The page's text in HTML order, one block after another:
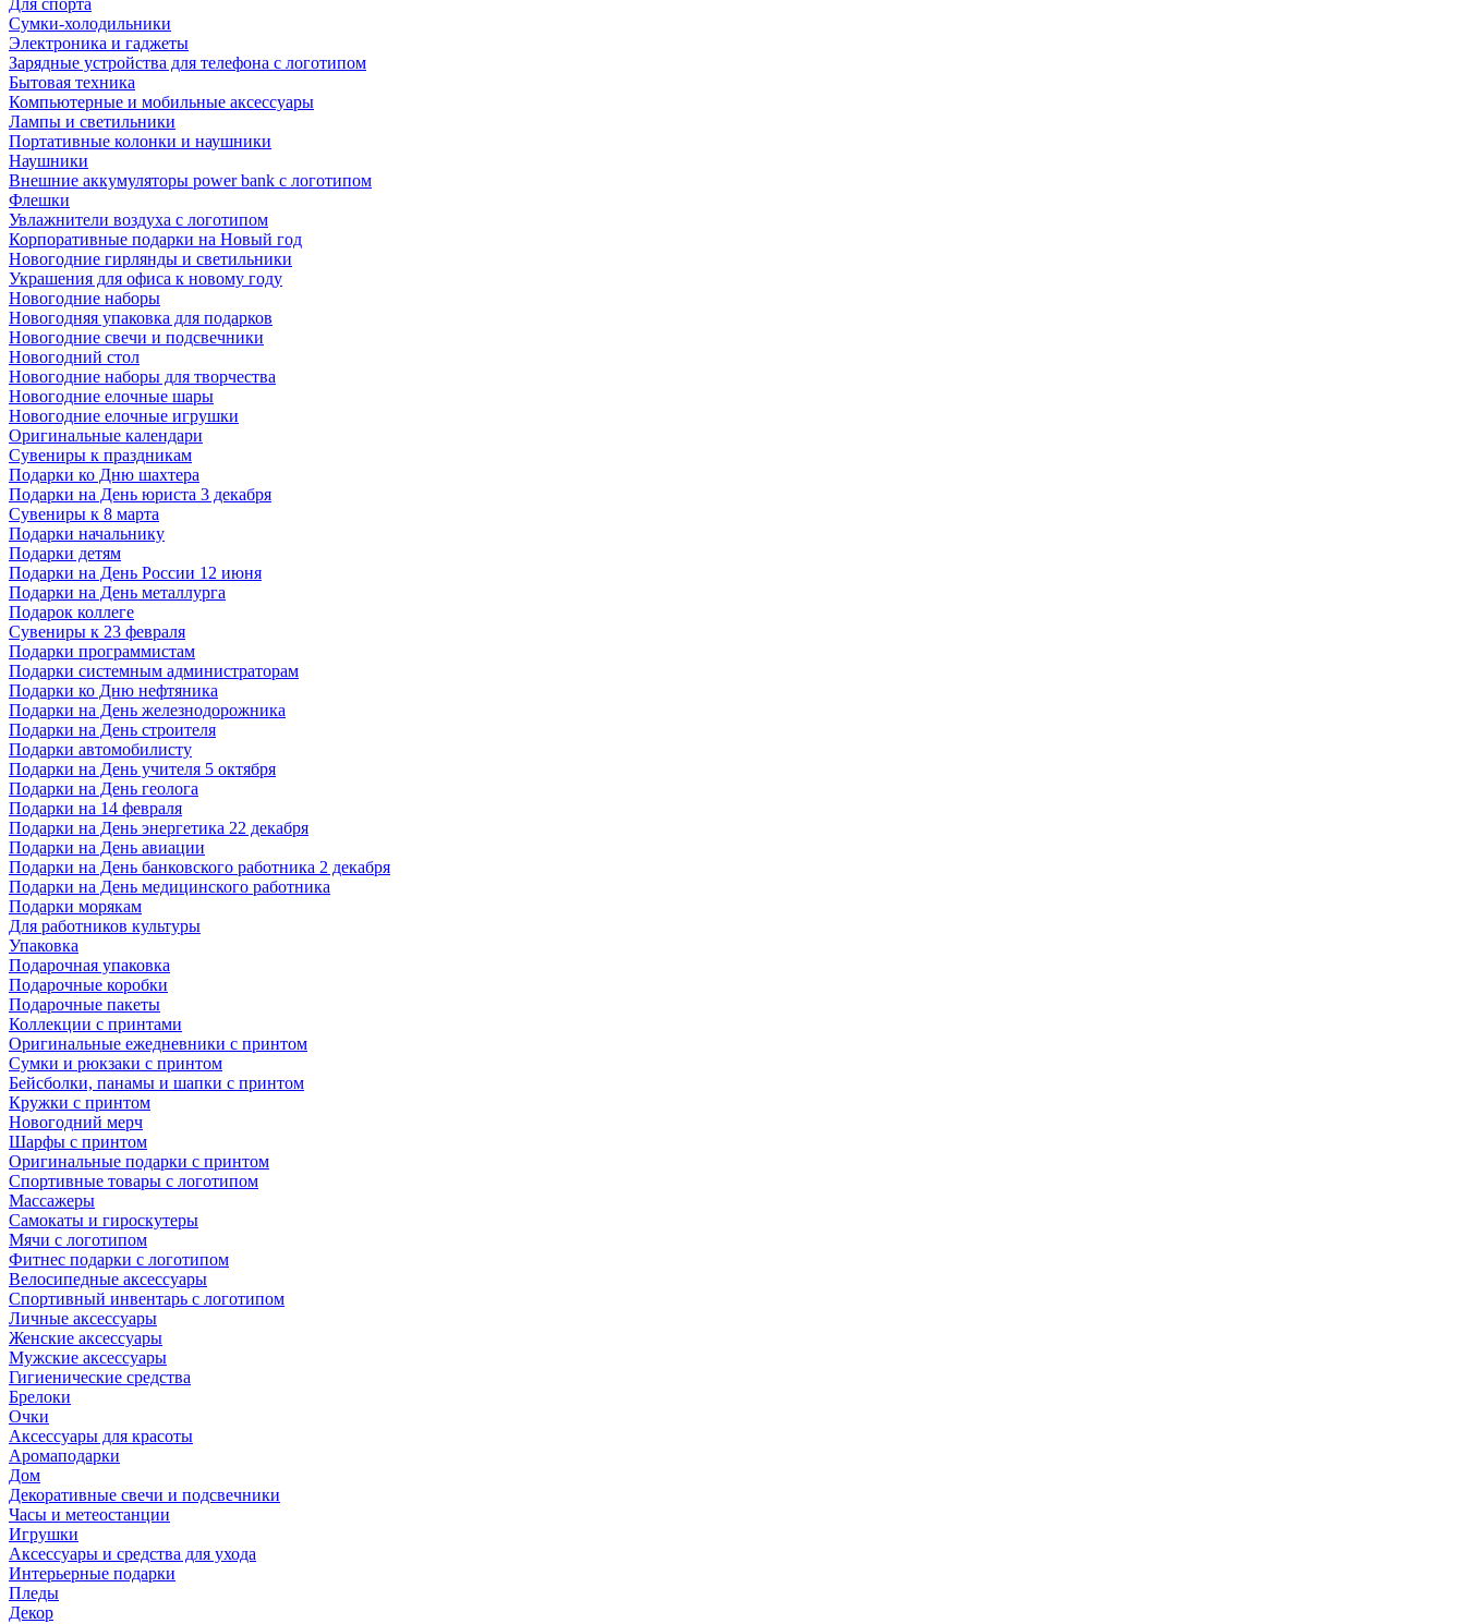
Для спорта
Сумки-холодильники
Электроника и гаджеты
Зарядные устройства для телефона с логотипом
Бытовая техника
Компьютерные и мобильные аксессуары
Лампы и светильники
Портативные колонки и наушники
Наушники
Внешние аккумуляторы power bank с логотипом
Флешки
Увлажнители воздуха с логотипом
Корпоративные подарки на Новый год
Новогодние гирлянды и светильники
Украшения для офиса к новому году
Новогодние наборы
Новогодняя упаковка для подарков
Новогодние свечи и подсвечники
Новогодний стол
Новогодние наборы для творчества
Новогодние елочные шары
Новогодние елочные игрушки
Оригинальные календари
Сувениры к праздникам
Подарки ко Дню шахтера
Подарки на День юриста 3 декабря
Сувениры к 8 марта
Подарки начальнику
Подарки детям
Подарки на День России 12 июня
Подарки на День металлурга
Подарок коллеге
Сувениры к 23 февраля
Подарки программистам
Подарки системным администраторам
Подарки ко Дню нефтяника
Подарки на День железнодорожника
Подарки на День строителя
Подарки автомобилисту
Подарки на День учителя 5 октября
Подарки на День геолога
Подарки на 14 февраля
Подарки на День энергетика 22 декабря
Подарки на День авиации
Подарки на День банковского работника 2 декабря
Подарки на День медицинского работника
Подарки морякам
Для работников культуры
Упаковка
Подарочная упаковка
Подарочные коробки
Подарочные пакеты
Коллекции с принтами
Оригинальные ежедневники с принтом
Сумки и рюкзаки с принтом
Бейсболки, панамы и шапки с принтом
Кружки с принтом
Новогодний мерч
Шарфы с принтом
Оригинальные подарки с принтом
Спортивные товары с логотипом
Массажеры
Самокаты и гироскутеры
Мячи с логотипом
Фитнес подарки с логотипом
Велосипедные аксессуары
Спортивный инвентарь с логотипом
Личные аксессуары
Женские аксессуары
Мужские аксессуары
Гигиенические средства
Брелоки
Очки
Аксессуары для красоты
Аромаподарки
Дом
Декоративные свечи и подсвечники
Часы и метеостанции
Игрушки
Аксессуары и средства для ухода
Интерьерные подарки
Пледы
Декор